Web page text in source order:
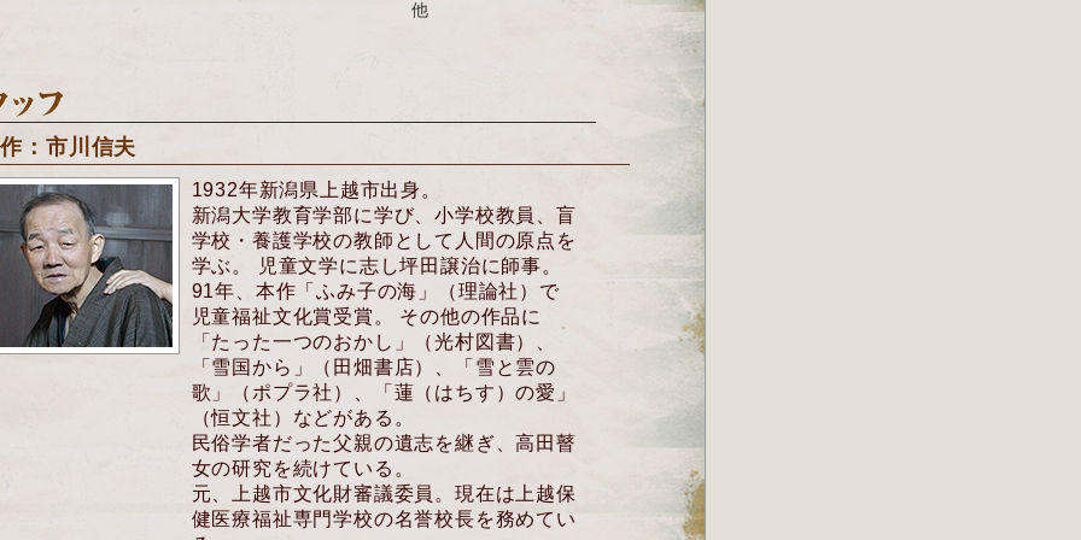
他
：市川信夫
1932年新潟県上越市出身。
新潟大学教育学部に学び、小学校教員、盲
学校・養護学校の教師として人間の原点を
学ぶ。 児童文学に志し坪田譲治に師事。
91年、本作「ふみ子の海」（理論社）で
児童福祉文化賞受賞。 その他の作品に
「たった一つのおかし」（光村図書）、
「雪国から」（田畑書店）、「雪と雲の
歌」（ポプラ社）、「蓮（はちす）の愛」
（恒文社）などがある。
民俗学者だった父親の遺志を継ぎ、高田瞽
女の研究を続けている。
元、上越市文化財審議委員。現在は上越保
健医療福祉専門学校の名誉校長を務めてい